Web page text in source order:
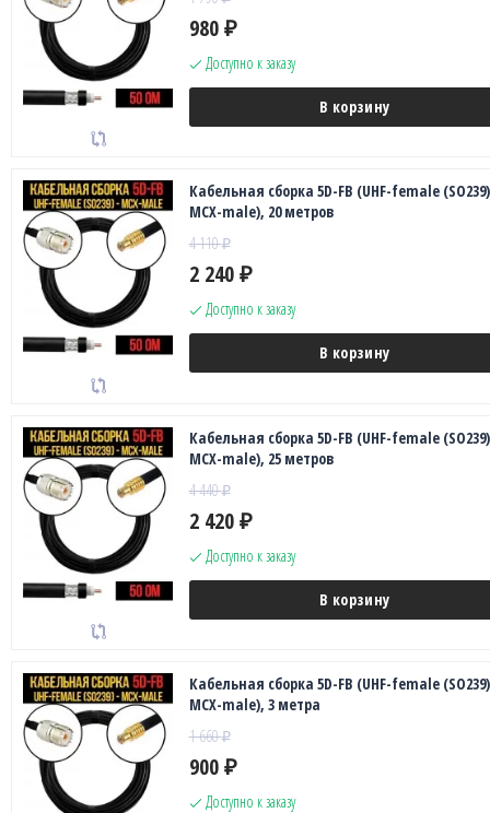
980 ₽
Доступно к заказу
В корзину
Кабельная сборка 5D-FB (UHF-female
MCX-male), 20 метров
4 110₽
2 240 ₽
Доступно к заказу
В корзину
Кабельная сборка 5D-FB (UHF-female
MCX-male), 25 метров
4 440₽
2 420 ₽
Доступно к заказу
В корзину
Кабельная сборка 5D-FB (UHF-female
MCX-male), 3 метра
1 660₽
900 ₽
Доступно к заказу